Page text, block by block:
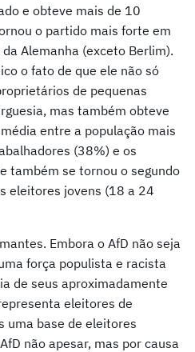
e obteve mais de 10
o partido mais forte em
Alemanha (exceto Berlim).
o fato de que ele não só
de pequenas
mas também obteve
entre a população mais
(38%) e os
também se tornou o segundo
eleitores jovens (18 a 24
Embora o AfD não seja
força populista e racista
de seus aproximadamente
eleitores de
uma base de eleitores
não apesar, mas por causa